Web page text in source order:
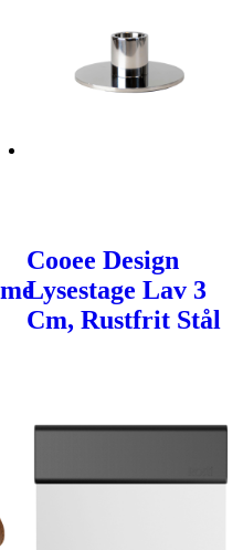
Cooee Design
Lysestage Lav 3
Cm, Rustfrit Stål